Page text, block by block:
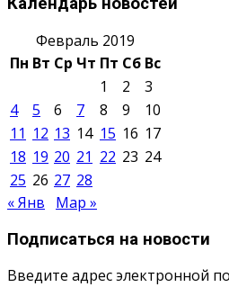
Февраль 2019
Пн Вт Ср Чт Пт Сб Вс
1
2
3
4
5 6 7 8 9
10
11 12 13 14 15 16 17
18 19 20 21 22 23 24
25 26 27 28
« Янв
Мар »
Подписаться на новости
Введите адрес электронной